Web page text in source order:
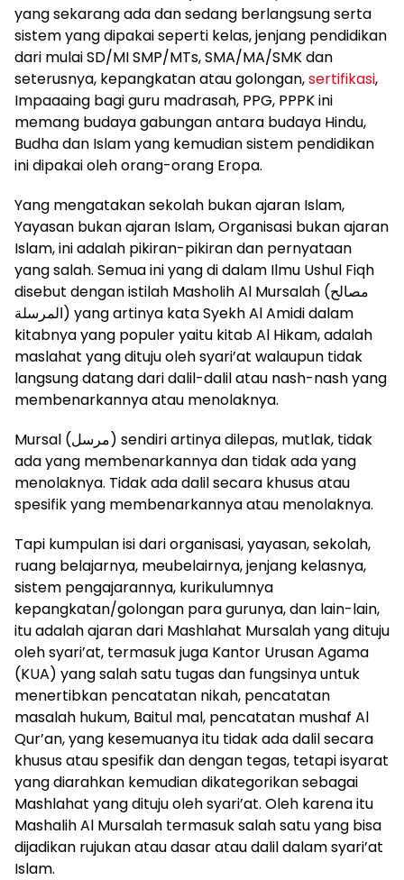
yang sekarang ada dan sedang berlangsung serta
sistem yang dipakai seperti kelas, jenjang pendidikan
dari mulai SD/MI SMP/MTs, SMA/MA/SMK dan
seterusnya, kepangkatan atau golongan,sertifikasi,
Impaaaing bagi guru madrasah, PPG, PPPK ini
memang budaya gabungan antara budaya Hindu,
Budha dan Islam yang kemudian sistem pendidikan
ini dipakai oleh orang-orang Eropa.
Yang mengatakan sekolah bukan ajaran Islam,
Yayasan bukan ajaran Islam, Organisasi bukan ajaran
Islam, ini adalah pikiran-pikiran dan pernyataan
yang salah. Semua ini yang di dalam Ilmu Ushul Fiqh
disebut dengan istilah Masholih Al Mursalah (مصالح
المرسلة) yang artinya kata Syekh Al Amidi dalam
kitabnya yang populer yaitu kitab Al Hikam, adalah
maslahat yang dituju oleh syari’at walaupun tidak
langsung datang dari dalil-dalil atau nash-nash yang
membenarkannya atau menolaknya.
Mursal (مرسل) sendiri artinya dilepas, mutlak, tidak
ada yang membenarkannya dan tidak ada yang
menolaknya. Tidak ada dalil secara khusus atau
spesifik yang membenarkannya atau menolaknya.
Tapi kumpulan isi dari organisasi, yayasan, sekolah,
ruang belajarnya, meubelairnya, jenjang kelasnya,
sistem pengajarannya, kurikulumnya
kepangkatan/golongan para gurunya, dan lain-lain,
itu adalah ajaran dari Mashlahat Mursalah yang dituju
oleh syari’at, termasuk juga Kantor Urusan Agama
(KUA) yang salah satu tugas dan fungsinya untuk
menertibkan pencatatan nikah, pencatatan
masalah hukum, Baitul mal, pencatatan mushaf Al
Qur’an, yang kesemuanya itu tidak ada dalil secara
khusus atau spesifik dan dengan tegas, tetapi isyarat
yang diarahkan kemudian dikategorikan sebagai
Mashlahat yang dituju oleh syari’at. Oleh karena itu
Mashalih Al Mursalah termasuk salah satu yang bisa
dijadikan rujukan atau dasar atau dalil dalam syari’at
Islam.